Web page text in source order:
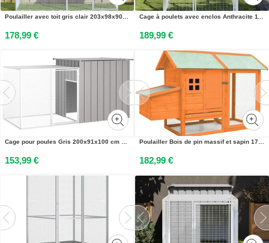
Poulailler avec toit gris clair 203x98x90 cm acier galvanisé
178,99 €
Cage à poulets avec enclos Anthracite 117 x 201 x 123 cm Acier galvanisé
189,99 €
Cage pour poules Gris 200x91x100 cm Acier galvanisé
153,99 €
Poulailler Bois de pin massif et sapin 170x81x110 cm
182,99 €